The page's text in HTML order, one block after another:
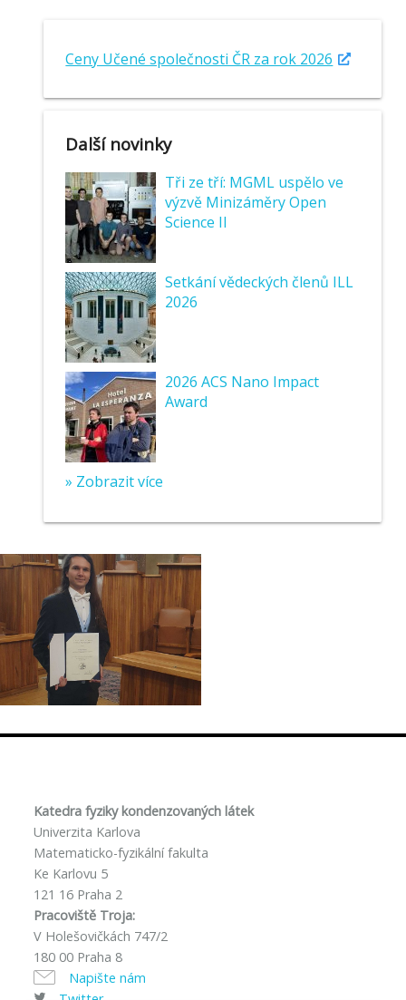
Ceny Učené společnosti ČR za rok 2026
Další novinky
Tři ze tří: MGML uspělo ve
výzvě Minizáměry Open
Science II
Setkání vědeckých členů ILL
2026
2026 ACS Nano Impact
Award
» Zobrazit více
Katedra fyziky kondenzovaných látek
Univerzita Karlova
Matematicko-fyzikální fakulta
Ke Karlovu 5
121 16 Praha 2
Pracoviště Troja:
V Holešovičkách 747/2
180 00 Praha 8
Napište nám